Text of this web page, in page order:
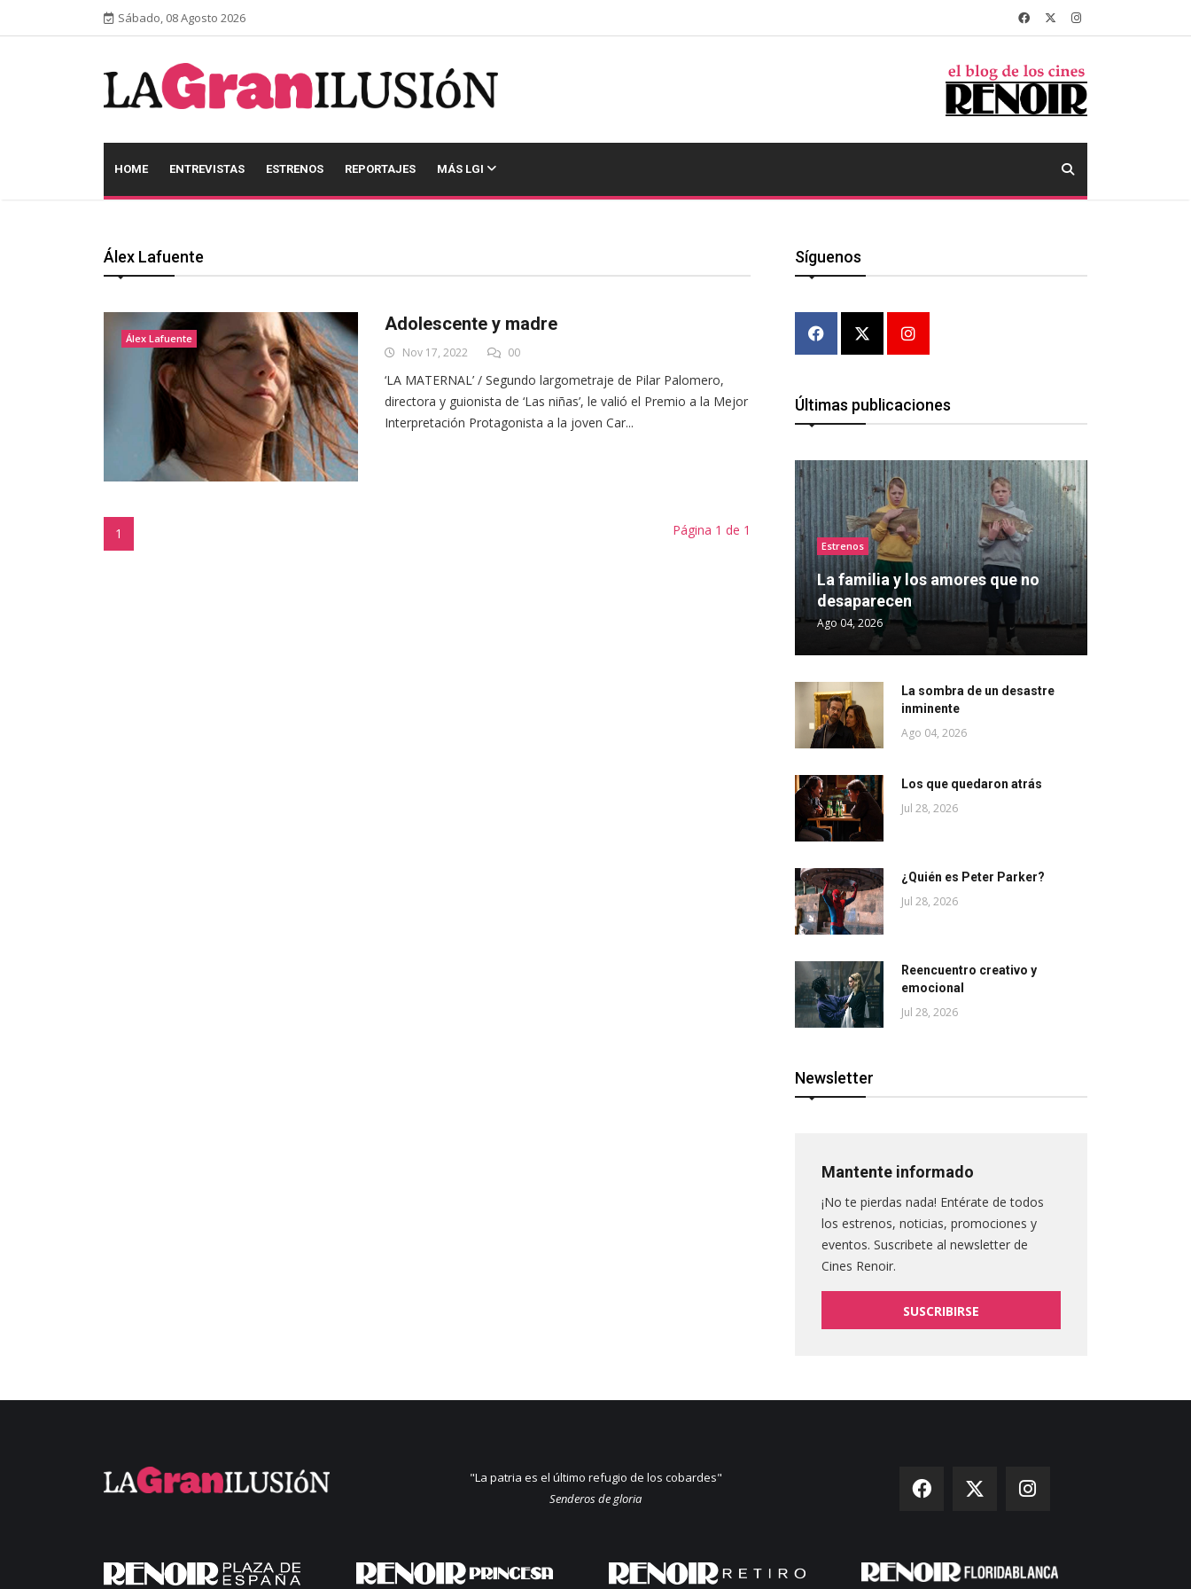
Sábado, 08 Agosto 2026
HOME ENTREVISTAS ESTRENOS REPORTAJES MÁS LGI
Álex Lafuente
Álex Lafuente
Adolescente y madre
Nov 17, 2022 00
‘LA MATERNAL’ / Segundo largometraje de Pilar Palomero,
directora y guionista de ‘Las niñas’, le valió el Premio a la Mejor
Interpretación Protagonista a la joven Car...
1 Página 1 de 1
Síguenos
Últimas publicaciones
Estrenos
La familia y los amores que no
desaparecen
Ago 04, 2026
La sombra de un desastre
inminente
Ago 04, 2026
Los que quedaron atrás
Jul 28, 2026
¿Quién es Peter Parker?
Jul 28, 2026
Reencuentro creativo y
emocional
Jul 28, 2026
Newsletter
Mantente informado
¡No te pierdas nada! Entérate de todos
los estrenos, noticias, promociones y
eventos. Suscribete al newsletter de
Cines Renoir.
SUSCRIBIRSE
"La patria es el último refugio de los cobardes"
Senderos de gloria